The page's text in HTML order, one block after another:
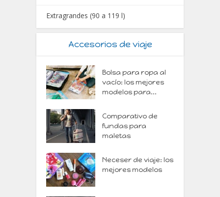
Extragrandes (90 a 119 l)
Accesorios de viaje
Bolsa para ropa al
vacío: los mejores
modelos para...
Comparativo de
fundas para
maletas
Neceser de viaje: los
mejores modelos